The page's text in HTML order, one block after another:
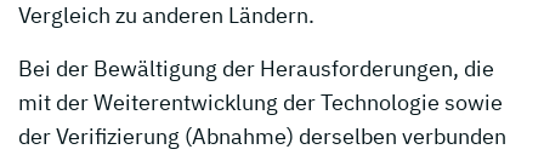
Vergleich zu anderen Ländern.
Bei der Bewältigung der Herausforderungen, die
mit der Weiterentwicklung der Technologie sowie
der Verifizierung (Abnahme) derselben verbunden